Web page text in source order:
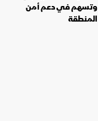
وتسهم في دعم أمن
المنطقة